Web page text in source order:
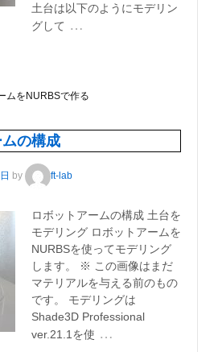
土台は以下のようにモデリン
グして …
ムをNURBSで作る
の構成
by ft-lab
ロボットアームの構成 土台を
モデリング ロボットアームを
NURBSを使ってモデリング
します。 ※ この画像はまだ
マテリアルを与える前のもの
です。 モデリングは
Shade3D Professional
ver.21.1を使 …